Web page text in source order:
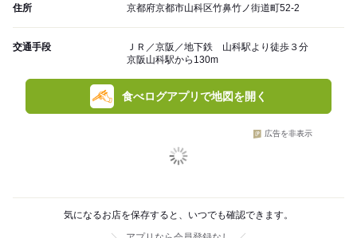
住所 京都府京都市山科区竹鼻竹ノ街道町52-2
交通手段
ＪＲ／京阪／地下鉄 山科駅より徒歩３分
京阪山科駅から130m
食べログアプリで地図を開く
広告を非表示
気になるお店を保存すると、いつでも確認できます。